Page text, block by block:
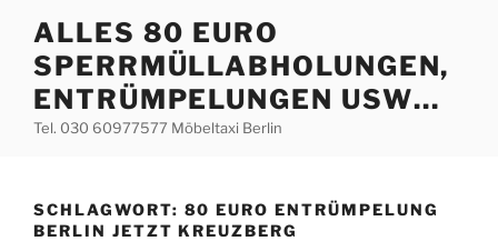
Inhalt
springen
ALLES 80 EURO
SPERRMÜLLABHOLUNGEN,
ENTRÜMPELUNGEN USW…
Tel. 030 60977577 Möbeltaxi Berlin
SCHLAGWORT: 80 EURO ENTRÜMPELUNG
BERLIN JETZT KREUZBERG